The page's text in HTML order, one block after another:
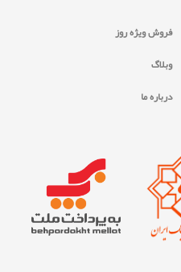
فروش ویژه روز
وبلاگ
درباره ما